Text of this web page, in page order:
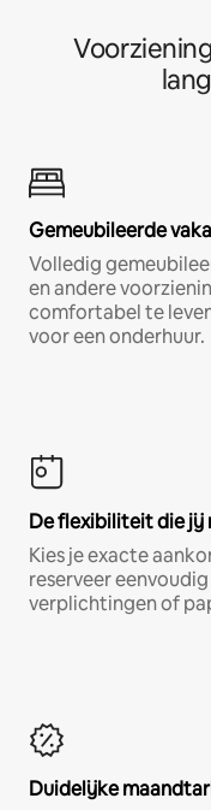
Gemeubileerde
Volledig
en andere
comfortabel te
voor een onderhuur.
De flexibiliteit die jij
Kies je exacte
reserveer
verplichtingen of
Duidelijke